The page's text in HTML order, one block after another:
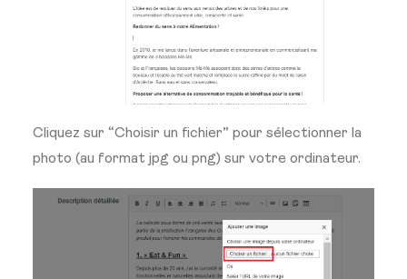
Cliquez sur “Choisir un fichier” pour sélectionner la
photo (au format jpg ou png) sur votre ordinateur.